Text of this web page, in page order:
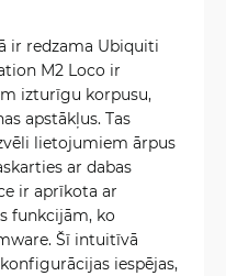
ir redzama Ubiquiti
M2 Loco ir
izturīgu korpusu,
apstākļus. Tas
lietojumiem ārpus
ar dabas
ir aprīkota ar
funkcijām, ko
Šī intuitīvā
iespējas,